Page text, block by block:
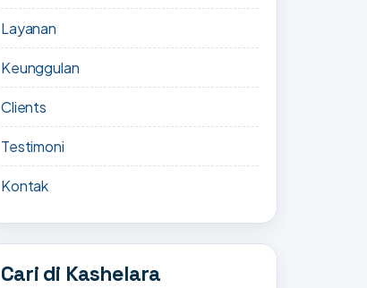
Layanan
Keunggulan
Clients
Testimoni
Kontak
Cari di Kashelara